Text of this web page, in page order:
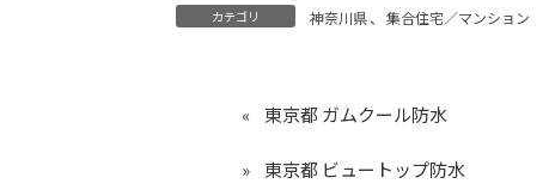
カテゴリ 神奈川県、 集合住宅／マンション
東京都 ガムクール防水
東京都 ビュートップ防水